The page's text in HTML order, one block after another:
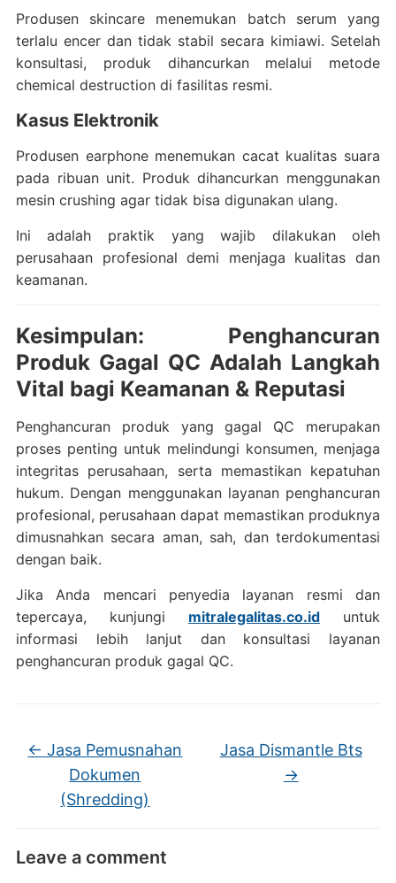
Produsen skincare menemukan batch serum yang
terlalu encer dan tidak stabil secara kimiawi. Setelah
konsultasi, produk dihancurkan melalui metode
chemical destruction di fasilitas resmi.
Kasus Elektronik
Produsen earphone menemukan cacat kualitas suara
pada ribuan unit. Produk dihancurkan menggunakan
mesin crushing agar tidak bisa digunakan ulang.
Ini adalah praktik yang wajib dilakukan oleh
perusahaan profesional demi menjaga kualitas dan
keamanan.
Kesimpulan: Penghancuran
Produk Gagal QC Adalah Langkah
Vital bagi Keamanan & Reputasi
Penghancuran produk yang gagal QC merupakan
proses penting untuk melindungi konsumen, menjaga
integritas perusahaan, serta memastikan kepatuhan
hukum. Dengan menggunakan layanan penghancuran
profesional, perusahaan dapat memastikan produknya
dimusnahkan secara aman, sah, dan terdokumentasi
dengan baik.
Jika Anda mencari penyedia layanan resmi dan
tepercaya, kunjungi mitralegalitas.co.id untuk
informasi lebih lanjut dan konsultasi layanan
penghancuran produk gagal QC.
← Jasa Pemusnahan
Dokumen
(Shredding)
Jasa Dismantle Bts
→
Leave a comment